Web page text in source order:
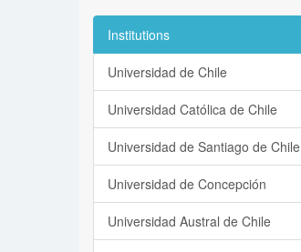
Institutions
Universidad de Chile
Universidad Católica de Chile
Universidad de Santiago de Chile
Universidad de Concepción
Universidad Austral de Chile